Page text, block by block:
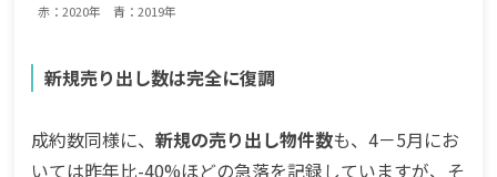
赤：2020年 青：2019年
新規売り出し数は完全に復調
成約数同様に、新規の売り出し物件数も、4－5月にお
いては昨年比-40%ほどの急落を記録していますが、そ